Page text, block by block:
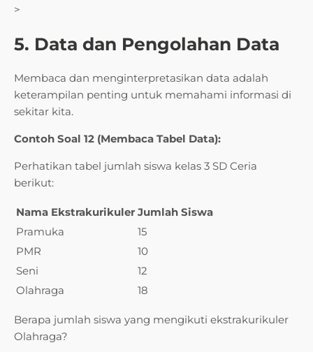
>
5. Data dan Pengolahan Data
Membaca dan menginterpretasikan data adalah
keterampilan penting untuk memahami informasi di
sekitar kita.
Contoh Soal 12 (Membaca Tabel Data):
Perhatikan tabel jumlah siswa kelas 3 SD Ceria
berikut:
Nama Ekstrakurikuler Jumlah Siswa
Pramuka
15
PMR
10
Seni
12
Olahraga
18
Berapa jumlah siswa yang mengikuti ekstrakurikuler
Olahraga?